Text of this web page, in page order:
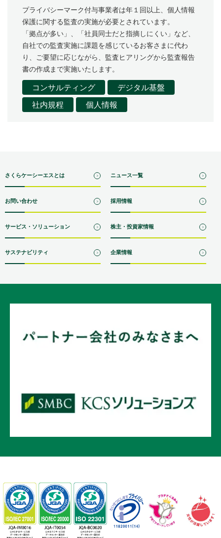
プライバシーマーク付与事業者は年１回以上、個人情報
保護に関する監査の実施が必要とされています。
「拠点が多い」、「社員同士だと指摘しにくい」など、
自社での監査実施に課題を感じているお客さまに代わ
り、ご要望に応じながら、監査ヒアリングから監査報告
書の作成まで実施いたします。
コンサルティング
デジタル基盤
社内規程
個人情報
さくらケーシーエスとは ニュース一覧
お問い合わせ 採用情報
サービス・ソリューション 株主・投資家情報
サステナビリティ 企業情報